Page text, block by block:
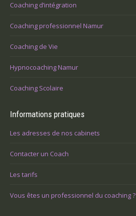
Coaching d’intégration
Coaching professionnel Namur
Coaching de Vie
Hypnocoaching Namur
Coaching Scolaire
Informations pratiques
Les adresses de nos cabinets
Contacter un Coach
Les tarifs
Vous êtes un professionnel du coaching ?